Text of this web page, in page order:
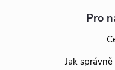
Pro
Jak